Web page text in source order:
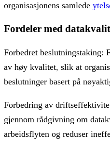
organisasjonens samlede
Fordeler med
Forbedret beslutningstaking:
av høy kvalitet, slik at
beslutninger basert på
Forbedring av
gjennom rådgivning om
arbeidsflyten og reduser